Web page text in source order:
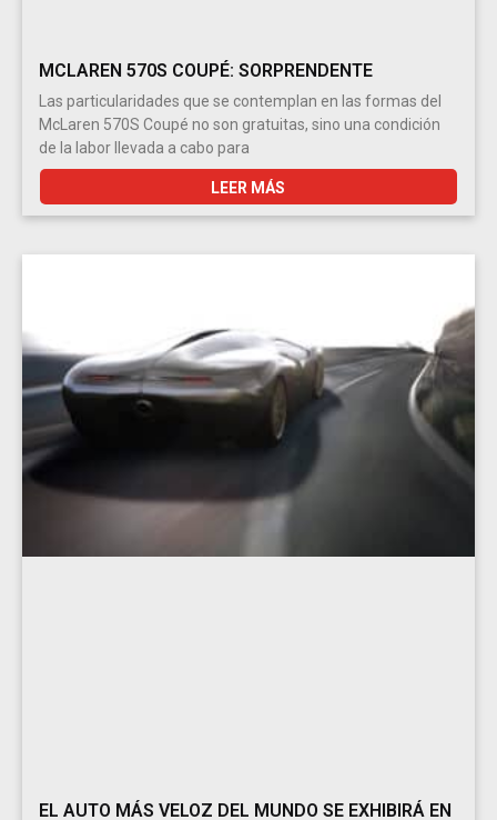
MCLAREN 570S COUPÉ: SORPRENDENTE
Las particularidades que se contemplan en las formas del
McLaren 570S Coupé no son gratuitas, sino una condición
de la labor llevada a cabo para
LEER MÁS
EL AUTO MÁS VELOZ DEL MUNDO SE EXHIBIRÁ EN